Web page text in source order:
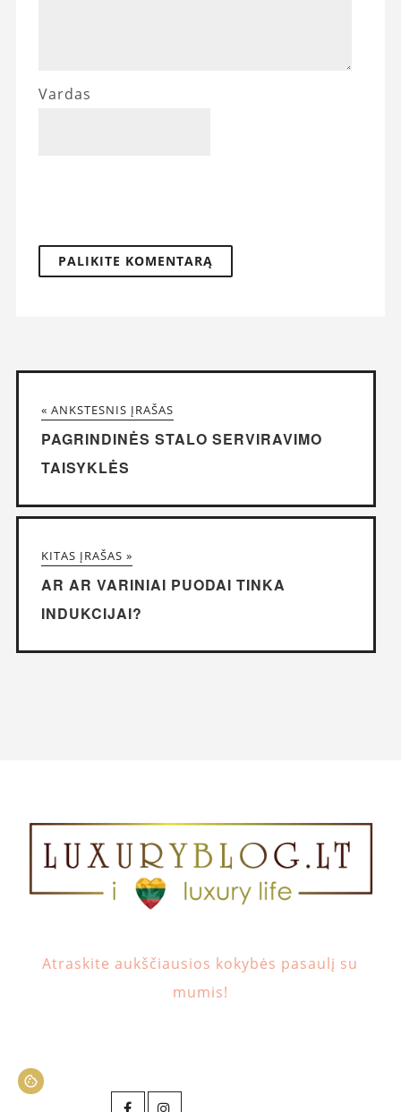
Vardas
« ANKSTESNIS ĮRAŠAS
PAGRINDINĖS STALO SERVIRAVIMO
TAISYKLĖS
KITAS ĮRAŠAS »
AR AR VARINIAI PUODAI TINKA
INDUKCIJAI?
Atraskite aukščiausios kokybės pasaulį su
mumis!